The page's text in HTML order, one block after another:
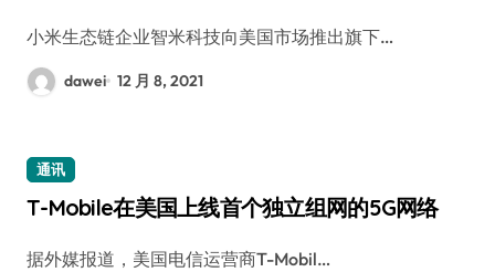
小米生态链企业智米科技向美国市场推出旗下…
dawei 12 月 8, 2021
通讯
T-Mobile在美国上线首个独立组网的5G网络
据外媒报道，美国电信运营商T-Mobil…